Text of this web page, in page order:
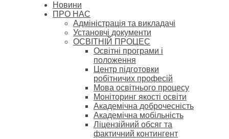
Новини
ПРО НАС
Адміністрація та викладачі
Установчі документи
ОСВІТНІЙ ПРОЦЕС
Освітні програми і
положення
Центр підготовки
робітничих професій
Мова освітнього процесу
Моніторинг якості освіти
Академічна доброчесність
Академічна мобільність
Ліцензійний обсяг та
фактичний контингент